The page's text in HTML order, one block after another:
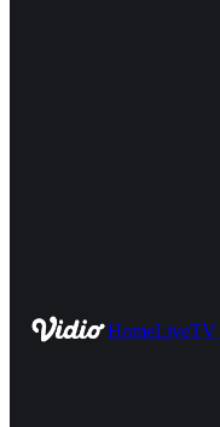
HomeLiveTV